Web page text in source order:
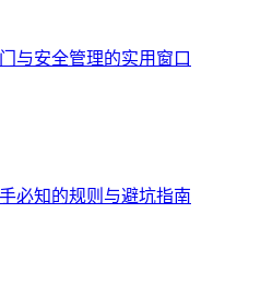
与安全管理的实用窗口
必知的规则与避坑指南